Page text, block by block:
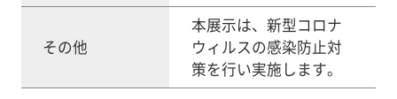
その他
本展示は、新型コロナ
ウィルスの感染防止対
策を行い実施します。